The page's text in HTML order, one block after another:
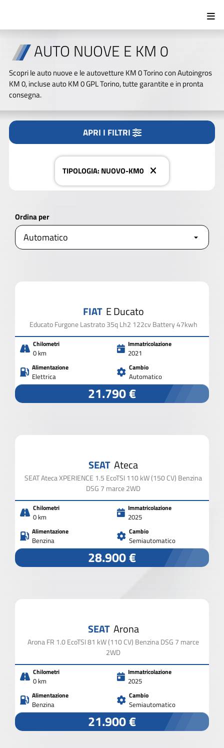
AUTO NUOVE E KM 0
Scopri le auto nuove e le autovetture KM 0 Torino con Autoingros
KM 0, incluse auto KM 0 GPL Torino, tutte garantite e in pronta
consegna.
APRI I FILTRI
CERCA NEL NOSTRO PARCO AUTO
TIPOLOGIA: NUOVO-KM0
Tutto Nuovo/KM0 Usato
Marca
Alimentazione
CHIUDI I FILTRI
Ordina per
FIAT E Ducato
Educato Furgone Lastrato 35q Lh2 122cv Battery 47kwh
Chilometri
0 km
Immatricolazione
2021
Alimentazione
Elettrica
Cambio
Automatico
21.790 €
SEAT Ateca
SEAT Ateca XPERIENCE 1.5 EcoTSI 110 kW (150 CV) Benzina
DSG 7 marce 2WD
Chilometri
0 km
Immatricolazione
2025
Alimentazione
Benzina
Cambio
Semiautomatico
28.900 €
SEAT Arona
Arona FR 1.0 EcoTSI 81 kW (110 CV) Benzina DSG 7 marce
2WD
Chilometri
0 km
Immatricolazione
2025
Alimentazione
Benzina
Cambio
Semiautomatico
21.900 €